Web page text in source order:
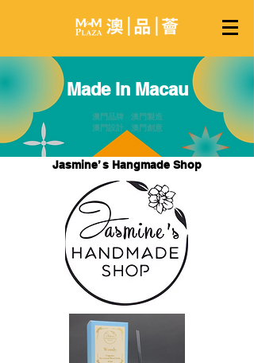
Made in Macau
澳門品牌 澳門製造
澳門設計 澳門創意
Jasmine’ s Hangmade Shop